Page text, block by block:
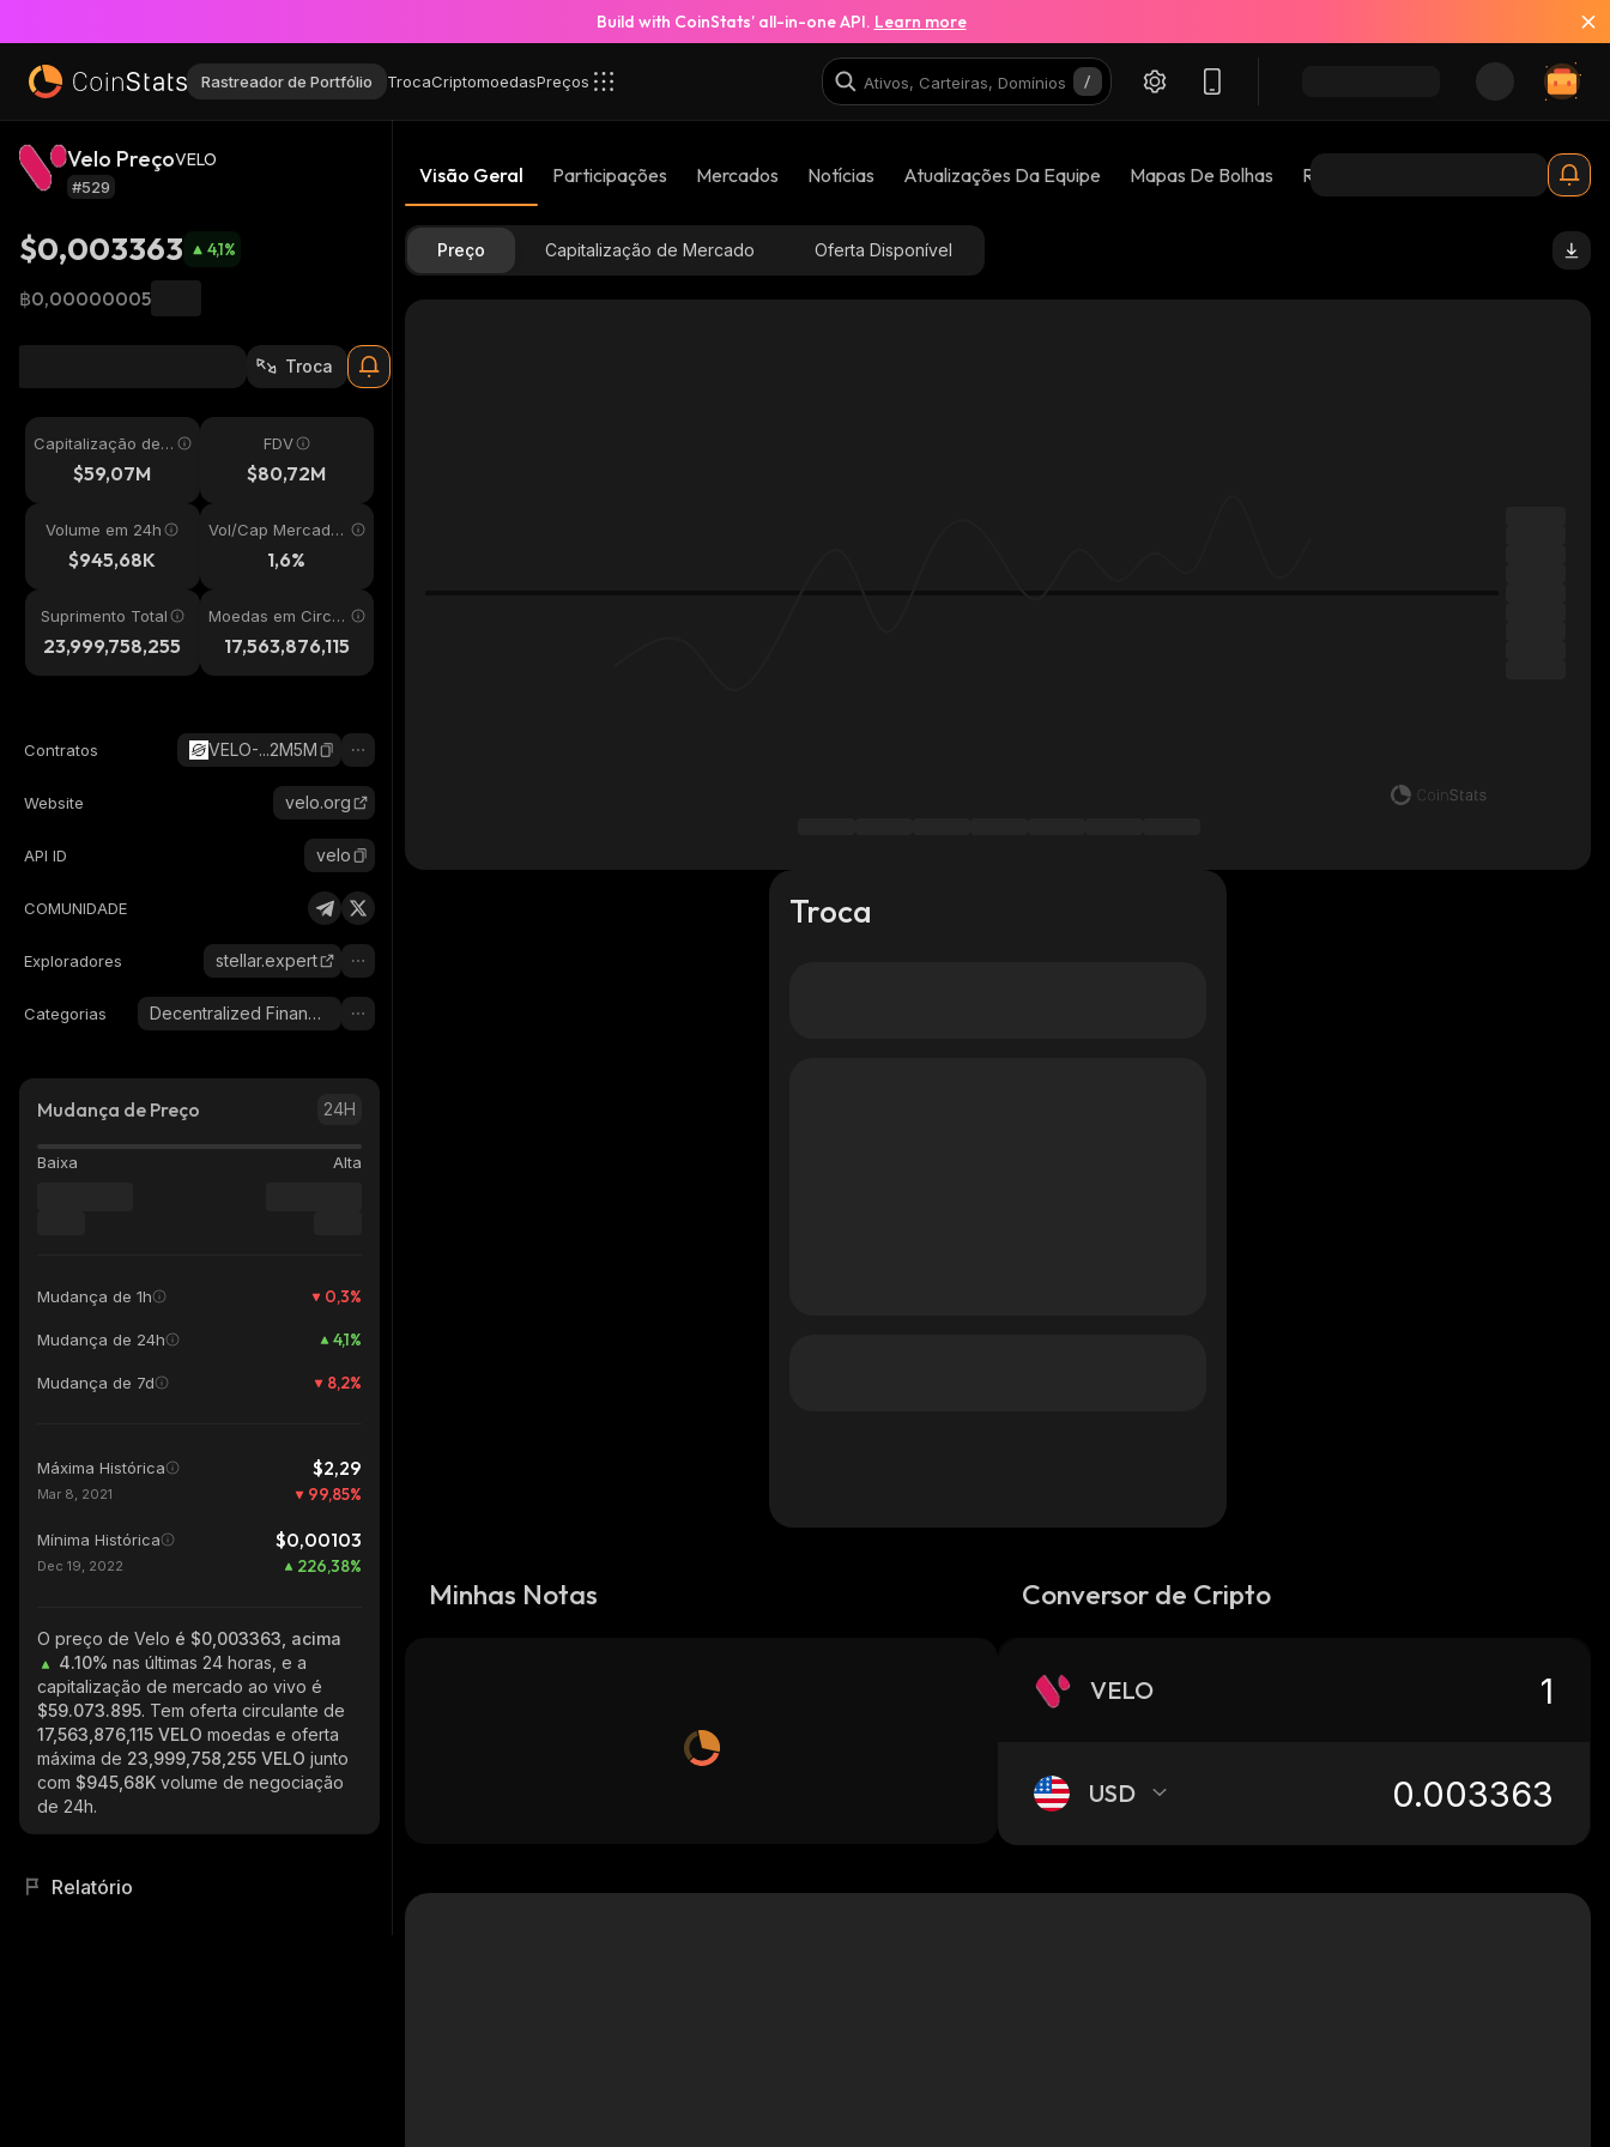
Build with CoinStats’ all-in-one API. Learn more
Rastreador de Portfólio TrocaCriptomoedasPreços
Velo PreçoVELO
#529
$0,003363 4,1%
฿0,00000005
Troca
Capitalização de
Mercado$59,07M
FDV
$80,72M
Volume em 24h
$945,68K
Vol/Cap Mercado
1,6%
Suprimento Total
23,999,758,255
Moedas em Circul
ação
17,563,876,115
Contratos VELO-...2M5M
Website velo.org
API ID velo
COMUNIDADE
Exploradores stellar.expert
Categorias Decentralized Finance (DeFi)
Mudança de Preço 24H
Baixa Alta
Mudança de 1h 0,3%
Mudança de 24h 4,1%
Mudança de 7d 8,2%
Máxima Histórica $2,29
Mar 8, 2021 99,85%
Mínima Histórica $0,00103
Dec 19, 2022 226,38%
O preço de Velo é $0,003363, acima
4.10% nas últimas 24 horas, e a
capitalização de mercado ao vivo é
$59.073.895. Tem oferta circulante de
17,563,876,115 VELO moedas e oferta
máxima de 23,999,758,255 VELO junto
com $945,68K volume de negociação
de 24h.
Relatório
Visão Geral Participações Mercados Notícias Atualizações Da Equipe Mapas De Bolhas Riscos 😱
Preço Capitalização de Mercado Oferta Disponível
Troca
Minhas Notas Conversor de Cripto
VELO
USD